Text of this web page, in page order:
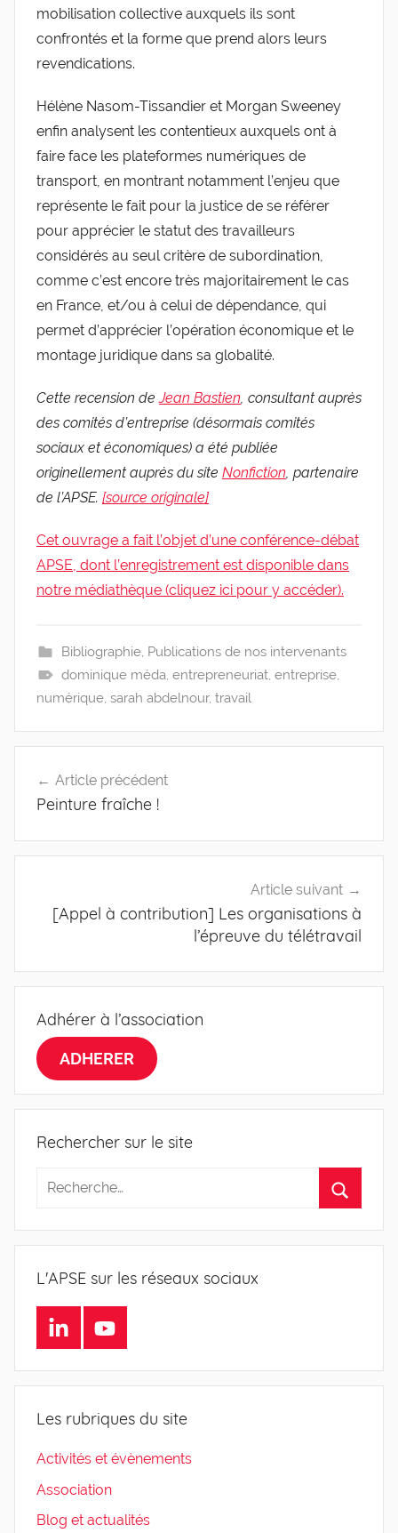
mobilisation collective auxquels ils sont
confrontés et la forme que prend alors leurs
revendications.
Hélène Nasom-Tissandier et Morgan Sweeney
enfin analysent les contentieux auxquels ont à
faire face les plateformes numériques de
transport, en montrant notamment l’enjeu que
représente le fait pour la justice de se référer
pour apprécier le statut des travailleurs
considérés au seul critère de subordination,
comme c’est encore très majoritairement le cas
en France, et/ou à celui de dépendance, qui
permet d’apprécier l’opération économique et le
montage juridique dans sa globalité.
Cette recension deJean Bastien, consultant auprès
des comités d’entreprise (désormais comités
sociaux et économiques) a été publiée
originellement auprès du site Nonfiction, partenaire
de l’APSE. [source originale]
Cet ouvrage a fait l’objet d’une conférence-débat
APSE, dont l’enregistrement est disponible dans
notre médiathèque (cliquez ici pour y accéder).
Bibliographie, Publications de nos intervenants
dominique méda, entrepreneuriat, entreprise,
numérique, sarah abdelnour, travail
de
Article précédent
Peinture fraîche !
Article suivant
[Appel à contribution] Les organisations à
l’épreuve du télétravail
Adhérer à l’association
ADHERER
Rechercher sur le site
L'APSE sur les réseaux sociaux
LinkedInYoutube
Les rubriques du site
Activités et évènements
Association
Blog et actualités